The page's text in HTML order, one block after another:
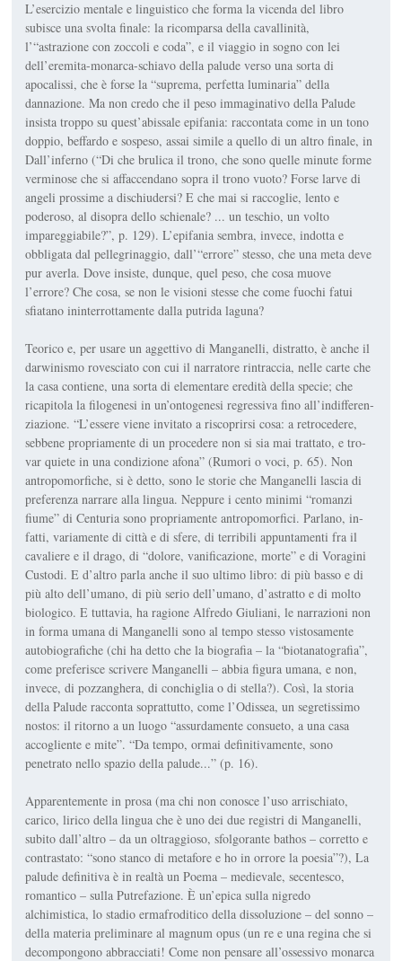
L’esercizio mentale e linguistico che forma la vicenda del libro
subisce una svolta finale: la ricomparsa della ca­vallinità,
l’“astrazione con zoccoli e coda”, e il viaggio in sogno con lei
dell’eremita-monarca-schiavo della palu­de verso una sorta di
apocalissi, che è forse la “suprema, perfetta luminaria” della
dannazione. Ma non credo che il peso immaginativo dellaPalude
insista troppo su quest’abissale epifania: raccontata come in un tono
doppio, beffardo e sospeso, assai simile a quel­lo di un altro finale, in
Dall’inferno(“Di che brulica il trono, che sono quelle minute forme
verminose che si affac­cendano sopra il trono vuoto? Forse larve di
angeli prossime a dischiudersi? E che mai si raccoglie, lento e
poderoso, al disopra dello schienale? ... un te­schio, un volto
impareggiabile?”, p. 129). L’epifania sembra, invece, indot­ta e
obbligata dal pellegrinaggio, dall’“errore” stesso, che una meta deve
pur averla. Dove insiste, dunque, quel peso, che cosa muove
l’errore? Che cosa, se non le visioni stesse che come fuochi fatui
sfiatano ininterrottamente dalla putrida laguna?
Teorico e, per usare un ag­gettivo di Manganelli, distratto, è an­che il
darwinismo rovesciato con cui il narratore rintraccia, nelle carte che
la casa contiene, una sorta di elementare eredità della specie; che
ricapitola la filogenesi in un’ontogenesi regressiva fino all’indifferen­
ziazione. “L’essere viene invitato a ri­scoprirsi cosa: a re­trocedere,
sebbene propriamente di un procedere non si sia mai trattato, e tro­
var quiete in una con­dizione afona” (Ru­mori o voci, p. 65). Non
antropomor­fiche, si è detto, sono le storie che Manga­nelli lascia di
prefe­renza narrare alla lingua. Neppure i cento minimi “ro­manzi
fiume” diCenturiasono pro­priamente antropo­morfici. Parlano, in­
fatti, variamente di città e di sfere, di ter­ribili appuntamenti fra il
cavaliere e il drago, di “dolore, va­nificazione, morte” e di Voragini
Custodi. E d’altro parla anche il suo ultimo libro: di più basso e di
più alto dell’umano, di più serio dell’umano, d’astratto e di molto
biologico. E tuttavia, ha ragione Alfredo Giuliani, le narra­zioni non
in forma umana di Manga­nelli sono al tempo stesso vistosamente
autobiografiche (chi ha detto che la biografia – la “biotanatografia”,
come preferisce scrivere Manganelli – abbia figura umana, e non,
invece, di pozzan­ghera, di conchiglia o di stella?). Così, la storia
della Palude racconta soprat­tutto, come l’Odissea, un segretissimo
nostos: il ritorno a un luogo “assurda­mente consueto, a una casa
accogliente e mite”. “Da tempo, ormai definitiva­mente, sono
penetrato nello spazio della palude...” (p. 16).
Apparentemente in prosa (ma chi non conosce l’uso arrischiato,
carico, lirico della lingua che è uno dei due registri di Manganelli,
subito dall’altro – da un oltraggioso, sfolgorantebathos– cor­retto e
contrastato: “sono stanco di metafore e ho in orrore la poesia”?),La
palude definitivaè in realtà un Poema – medievale, secentesco,
romantico – sulla Putrefazione. È un’epica sullanigredo
alchimistica, lo stadio erma­froditico della dissoluzione – del sonno –
della materia preliminare almagnum opus(un re e una regina che si
de­compongono abbracciati! Come non pensare all’ossessivo monarca